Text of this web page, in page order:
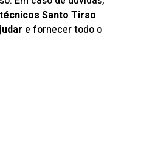
técnicos Santo Tirso
e fornecer todo o